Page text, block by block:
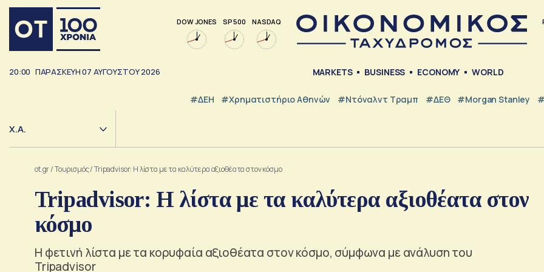
DOW JONES SP 500 NASDAQ
20:00 ΠΑΡΑΣΚΕΥΗ07 ΑΥΓΟΥΣΤΟΥ2026 MARKETS BUSINESS ECONOMY WORLD
#ΔΕΗ #Χρηματιστήριο Αθηνών #Ντόναλντ Τραμπ #ΔΕΘ #Morgan Stanley
Χ.Α.
ot.gr/Τουρισμός/Tripadvisor: Η λίστα με τα καλύτερα αξιοθέατα στον κόσμο
Tripadvisor: Η λίστα με τα καλύτερα αξιοθέατα στον
κόσμο
Η φετινή λίστα με τα κορυφαία αξιοθέατα στον κόσμο, σύμφωνα με ανάλυση του
Tripadvisor